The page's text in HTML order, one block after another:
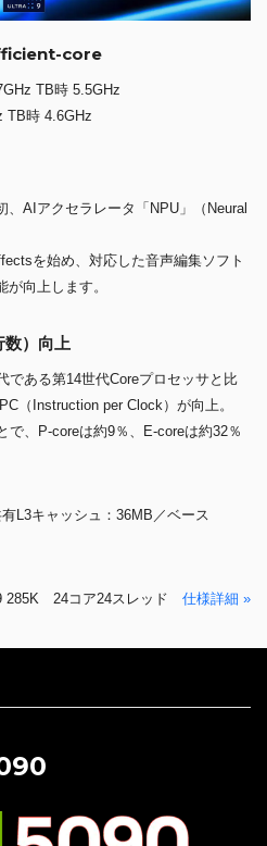
core
TB時 5.5GHz
TB時 4.6GHz
、AIアクセラレータ「NPU」（Neural
を始め、対応した音声編集ソフト
向上します。
数）向上
である第14世代Coreプロセッサと比
（Instruction per Clock）が向上。
で、P-coreは約9％、E-coreは約32％
L3キャッシュ：36MB／ベース
285K 24コア24スレッド 仕様詳細 »